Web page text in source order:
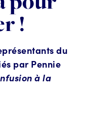
!
du
par Pennie
à la